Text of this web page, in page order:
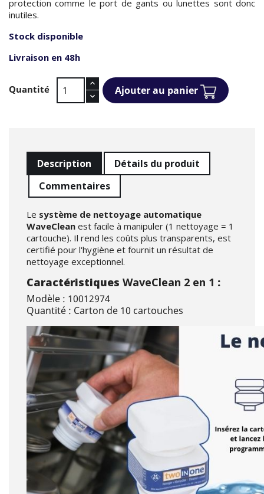
protection comme le port de gants ou lunettes sont donc
inutiles.
Stock disponible
Livraison en 48h
Quantité Ajouter au panier
Description
Détails du produit
Commentaires
Le système de nettoyage automatique
WaveClean est facile à manipuler (1 nettoyage = 1
cartouche). Il rend les coûts plus transparents, est
certifié pour l'hygiène et fournit un résultat de
nettoyage exceptionnel.
Caractéristiques WaveClean 2 en 1 :
Modèle : 10012974
Quantité : Carton de 10 cartouches